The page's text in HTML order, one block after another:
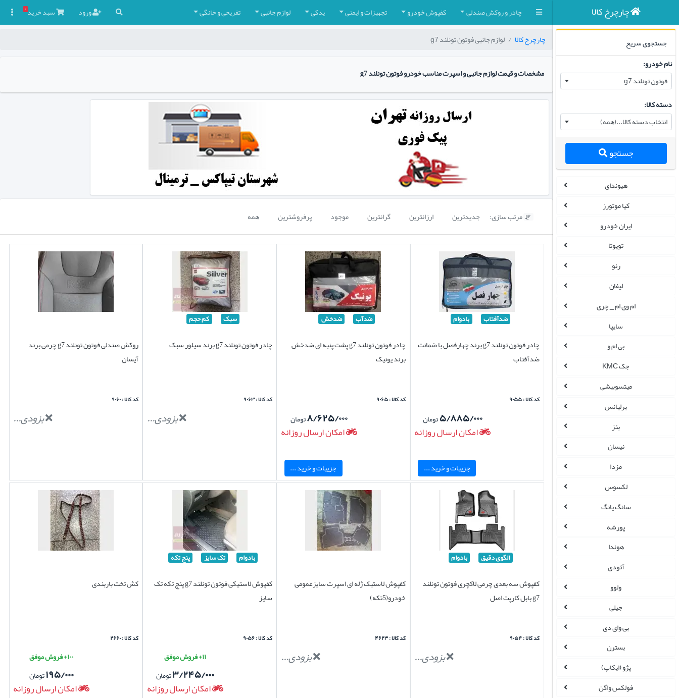
چادر و روکش صندلی کفپوش خودرو تجهیزات و ایمنی یدکی لوازم جانبی تفریحی و خانگی ورود سبدخرید۰ چارچرخ کالا
جستجوی سریع
نام خودرو:
فوتون تونلند g7
دسته کالا:
انتخاب دسته کالا...(همه)
جستجو
هیوندای
کیا موتورز
ایران خودرو
تویوتا
رنو
لیفان
ام وی ام _ چری
سایپا
بی ام و
جک KMC
میتسوبیشی
برلیانس
بنز
نیسان
مزدا
لکسوس
سانگ یانگ
پورشه
هوندا
آئودی
ولوو
جیلی
بی وای دی
بسترن
پژو (ایکاپ)
فولکس واگن
چارچرخ کالا لوازم جانبی فوتون تونلند g7
مشخصات و قیمت لوازم جانبی و اسپرت مناسب خودرو فوتون تونلند g7
 مرتب سازی: جدیدترین ارزانترین گرانترین موجود پرفروشترین همه
ضدآفتاب بادوام
چادر فوتون تونلند g7 برند چهارفصل با ضمانت
ضدآفتاب
کد کالا : ۹۰۵۵
۵/۸۸۵/۰۰۰تومان
امکان ارسال روزانه
جزییات و خرید ...
ضدآب ضدخش
چادر فوتون تونلند g7 پشت پنبه ای ضدخش
برند یونیک
کد کالا : ۹۰۶۵
۸/۶۲۵/۰۰۰تومان
امکان ارسال روزانه
جزییات و خرید ...
سبک کم حجم
چادر فوتون تونلند g7 برند سیلور سبک
کد کالا : ۹۰۶۳
بزودی...
روکش صندلی فوتون تونلند g7 چرمی برند
آیسان
کد کالا : ۹۰۶۰
بزودی...
الگوی دقیق بادوام
کفپوش سه بعدی چرمی لاکچری فوتون تونلند
g7 بابل کارپت اصل
کد کالا : ۹۰۵۴
بزودی...
کفپوش لاستیک ژله ای اسپرت سایزعمومی
خودرو(5تکه)
کد کالا : ۴۶۲۳
بزودی...
بادوام تک سایز پنج تکه
کفپوش لاستیکی فوتون تونلند g7 پنج تکه تک
سایز
کد کالا : ۹۰۵۶
۱۱+ فروش موفق
۳/۲۴۵/۰۰۰تومان
امکان ارسال روزانه
کش تخت باربندی
کد کالا : ۲۶۶۰
۱۰۰+ فروش موفق
۱۹۵/۰۰۰تومان
امکان ارسال روزانه